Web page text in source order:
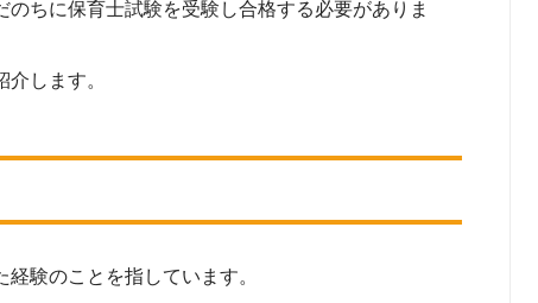
ちに保育士試験を受験し合格する必要がありま
します。
験のことを指しています。